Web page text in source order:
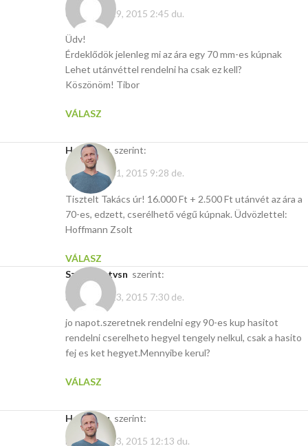
december 29, 2015 2:45 du.
Üdv!
Érdeklődök jelenleg mi az ára egy 70 mm-es kúpnak
Lehet utánvéttel rendelni ha csak ez kell?
Köszönöm! Tibor
VÁLASZ
Hasito.hu szerint:
december 31, 2015 9:28 de.
Tisztelt Takács úr! 16.000 Ft + 2.500 Ft utánvét az ára a
70-es, edzett, cserélhető végű kúpnak. Üdvözlettel:
Hoffmann Zsolt
VÁLASZ
Szopos Istvsn szerint:
november 23, 2015 7:30 de.
jo napot.szeretnek rendelni egy 90-es kup hasitot
rendelni cserelheto hegyel tengely nelkul, csak a hasito
fej es ket hegyet.Mennyibe kerul?
VÁLASZ
Hasito.hu szerint:
november 23, 2015 12:13 du.